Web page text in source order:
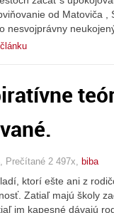
od Matoviča
nesvojprávny
Prečítané 2 497x, biba
ktorí ešte ani z
Zatiaľ majú školy
im kapesné dávajú